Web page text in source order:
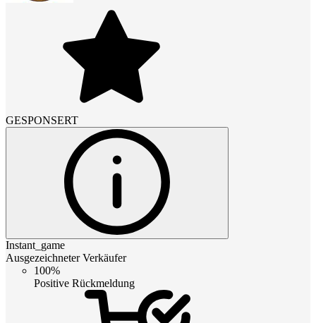
GESPONSERT
Instant_game
Ausgezeichneter Verkäufer
100%
Positive Rückmeldung